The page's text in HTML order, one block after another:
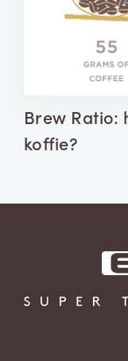
Brew Ratio:
koffie?